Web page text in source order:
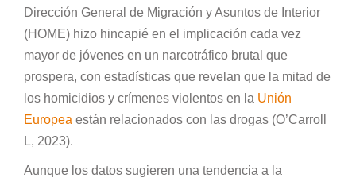
Dirección General de Migración y Asuntos de Interior
(HOME) hizo hincapié en el implicación cada vez
mayor de jóvenes en un narcotráfico brutal que
prospera, con estadísticas que revelan que la mitad de
los homicidios y crímenes violentos en la Unión
Europea están relacionados con las drogas (O’Carroll
L, 2023).
Aunque los datos sugieren una tendencia a la